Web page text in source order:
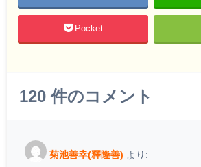
Pocket
120件のコメント
菊池善幸(釋隆善) より: